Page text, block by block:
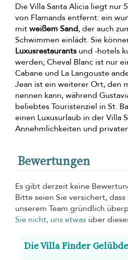
Die Villa Santa Alicia liegt nur
von Flamands entfernt: ein
mitweißem Sand, der auch
Schwimmen einlädt. Sie
Luxusrestaurants und -hotels
werden; Cheval Blanc ist nur
Cabane und La Langouste
Jean ist ein weiterer Ort, den
nennen kann, während
beliebtes Touristenziel in St.
einen Luxusurlaub in der Villa
Annehmlichkeiten und
Bewertungen
Es gibt derzeit keine
Bitte seien Sie versichert,
unserem Team gründlich
Sie nicht, uns etwas über
Die Villa Finder Gelübde